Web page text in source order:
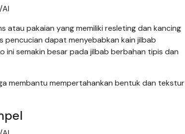
atau pakaian yang memiliki resleting dan kancing
pencucian dapat menyebabkan kain jilbab
ini semakin besar pada jilbab berbahan tipis dan
membantu mempertahankan bentuk dan tekstur